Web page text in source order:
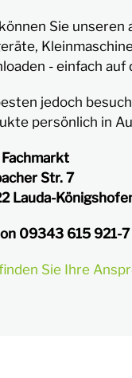
Sie
- einfach auf
jedoch
persönlich in
Fachmarkt
Str. 7
Lauda-
09343 615 921-7
Sie Ihre